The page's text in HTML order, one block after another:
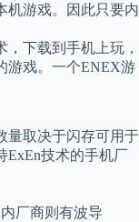
机游戏。因此只要内
，下载到手机上玩，
游戏。一个ENEX游
量取决于闪存可用于
ExEn技术的手机厂
厂商则有波导